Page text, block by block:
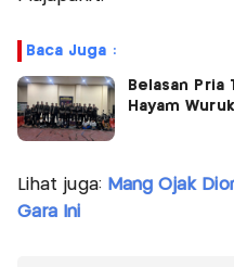
Baca Juga :
Belasan
Hayam
Lihat juga: Mang Ojak
Gara Ini